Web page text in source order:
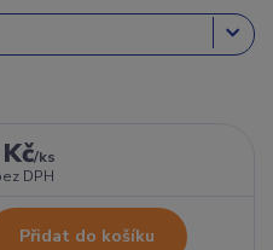
/ks
DPH
Přidat do košíku